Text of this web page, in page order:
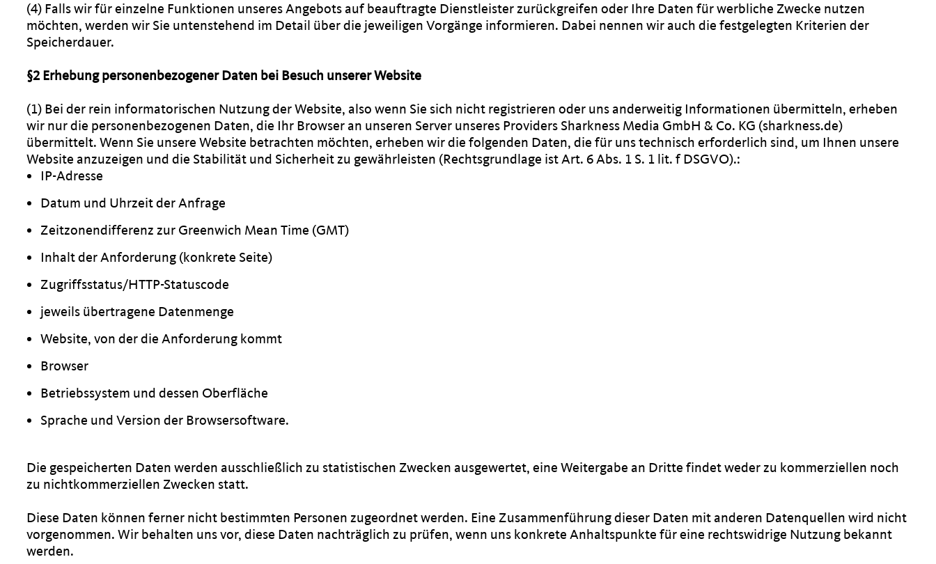
(4) Falls wir für einzelne Funktionen unseres Angebots auf beauftragte Dienstleister zurückgreifen oder Ihre Daten für werbliche Zwecke nutzen
möchten, werden wir Sie untenstehend im Detail über die jeweiligen Vorgänge informieren. Dabei nennen wir auch die festgelegten Kriterien der
Speicherdauer.
§2 Erhebung personenbezogener Daten bei Besuch unserer Website
(1) Bei der rein informatorischen Nutzung der Website, also wenn Sie sich nicht registrieren oder uns anderweitig Informationen übermitteln, erheben
wir nur die personenbezogenen Daten, die Ihr Browser an unseren Server unseres Providers Sharkness Media GmbH & Co. KG (sharkness.de)
übermittelt. Wenn Sie unsere Website betrachten möchten, erheben wir die folgenden Daten, die für uns technisch erforderlich sind, um Ihnen unsere
Website anzuzeigen und die Stabilität und Sicherheit zu gewährleisten (Rechtsgrundlage ist Art. 6 Abs. 1 S. 1 lit. f DSGVO).:
IP-Adresse
Datum und Uhrzeit der Anfrage
Zeitzonendifferenz zur Greenwich Mean Time (GMT)
Inhalt der Anforderung (konkrete Seite)
Zugriffsstatus/HTTP-Statuscode
jeweils übertragene Datenmenge
Website, von der die Anforderung kommt
Browser
Betriebssystem und dessen Oberfläche
Sprache und Version der Browsersoftware.
Die gespeicherten Daten werden ausschließlich zu statistischen Zwecken ausgewertet, eine Weitergabe an Dritte findet weder zu kommerziellen noch
zu nichtkommerziellen Zwecken statt.
Diese Daten können ferner nicht bestimmten Personen zugeordnet werden. Eine Zusammenführung dieser Daten mit anderen Datenquellen wird nicht
vorgenommen. Wir behalten uns vor, diese Daten nachträglich zu prüfen, wenn uns konkrete Anhaltspunkte für eine rechtswidrige Nutzung bekannt
werden.